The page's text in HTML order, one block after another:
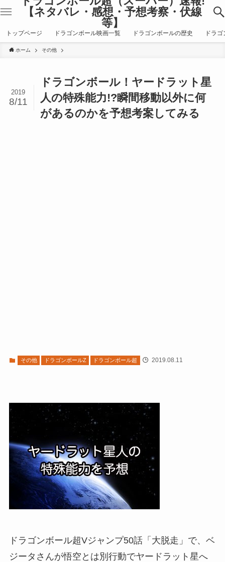
【ネタバレ・感想・予想考察・伏線
等】
トップページ ドラゴンボール映画一覧 ドラゴンボールの歴史 ドラ
ホーム その他
ドラゴンボール！ヤードラット星
人の特殊能力!?瞬間移動以外に何
があるのかを予想考案してみる
2019
8/11
その他 ドラゴンボールZ ドラゴンボール超 2019.08.11
ドラゴンボール超Vジャンプ50話「大脱走」で、ベ
ジータさんが悟空とは別行動でヤードラット星へ